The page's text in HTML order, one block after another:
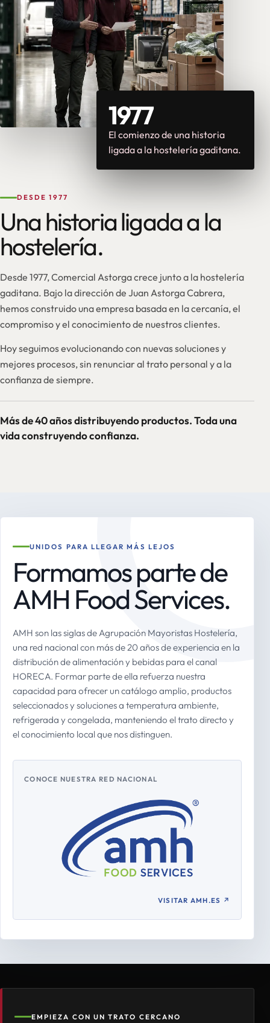
1977
El comienzo de una historia
ligada a la hostelería gaditana.
DESDE 1977
Una historia ligada a la
hostelería.
Desde 1977, Comercial Astorga crece junto a la hostelería
gaditana. Bajo la dirección de Juan Astorga Cabrera,
hemos construido una empresa basada en la cercanía, el
compromiso y el conocimiento de nuestros clientes.
Hoy seguimos evolucionando con nuevas soluciones y
mejores procesos, sin renunciar al trato personal y a la
confianza de siempre.
Más de 40 años distribuyendo productos. Toda una
vida construyendo confianza.
UNIDOS PARA LLEGAR MÁS LEJOS
Formamos parte de
AMH Food Services.
AMH son las siglas de Agrupación Mayoristas Hostelería,
una red nacional con más de 20 años de experiencia en la
distribución de alimentación y bebidas para el canal
HORECA. Formar parte de ella refuerza nuestra
capacidad para ofrecer un catálogo amplio, productos
seleccionados y soluciones a temperatura ambiente,
refrigerada y congelada, manteniendo el trato directo y
el conocimiento local que nos distinguen.
CONOCE NUESTRA RED NACIONAL
VISITAR AMH.ES ↗
EMPIEZA CON UN TRATO CERCANO